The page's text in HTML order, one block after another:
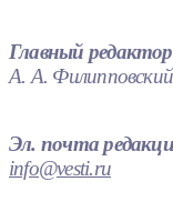
Главный редактор
А. А. Филипповский
Эл. почта
info@vesti.ru